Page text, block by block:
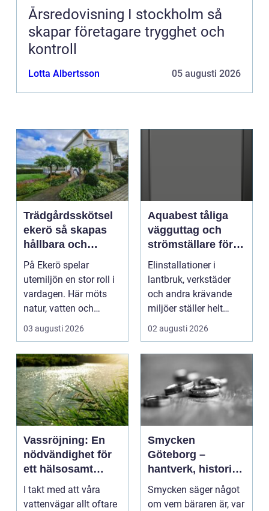
Årsredovisning I stockholm så
skapar företagare trygghet och
kontroll
Lotta Albertsson 05 augusti 2026
Trädgårdsskötsel
ekerö så skapas
hållbara och
välskötta
utemiljöer
På Ekerö spelar
utemiljön en stor roll i
vardagen. Här möts
natur, vatten och
bebyggelse på ett
sätt...
03 augusti 2026
Aquabest tåliga
vägguttag och
strömställare för
krävande miljöer
Elinstallationer i
lantbruk, verkstäder
och andra krävande
miljöer ställer helt
andra krav än i ett ...
02 augusti 2026
Vassröjning: En
nödvändighet för
ett hälsosamt
vattenlandskap
I takt med att våra
vattenvägar allt oftare
Smycken
Göteborg –
hantverk, historia
och personligt
uttryck
Smycken säger något
om vem bäraren är, var